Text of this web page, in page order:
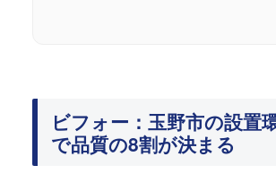
ビフォー：玉野市の設置
で品質の8割が決まる